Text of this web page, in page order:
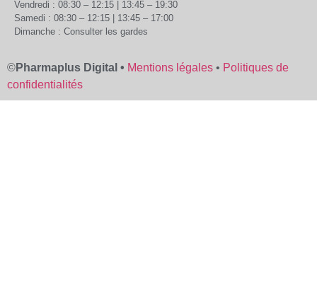
Vendredi : 08:30 – 12:15 | 13:45 – 19:30
Samedi : 08:30 – 12:15 | 13:45 – 17:00
Dimanche : Consulter les gardes
©Pharmaplus Digital • Mentions légales • Politiques de
confidentialités